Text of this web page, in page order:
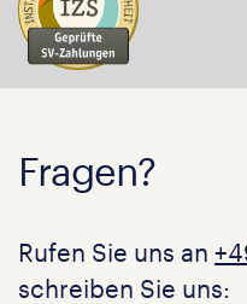
Fragen?
Rufen Sie uns an
schreiben Sie uns: